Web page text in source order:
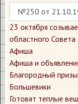
23 октября
областного
Афиша
Афиша и
Благородный
Большевики
Готовят теплые